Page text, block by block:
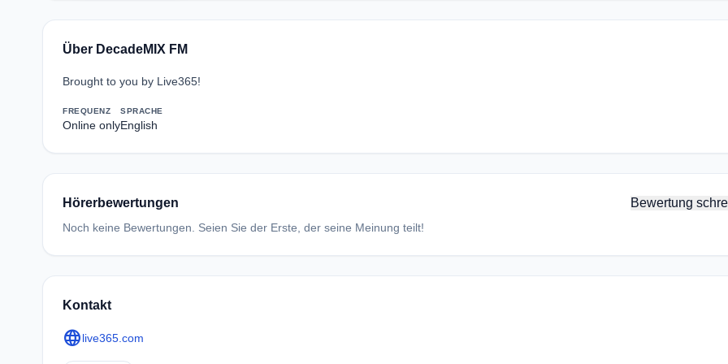
Über DecadeMIX FM
Brought to you by Live365!
FREQUENZ
Online only
SPRACHE
English
Hörerbewertungen Bewertung
Noch keine Bewertungen. Seien Sie der Erste, der seine Meinung teilt!
Kontakt
languagelive365.com